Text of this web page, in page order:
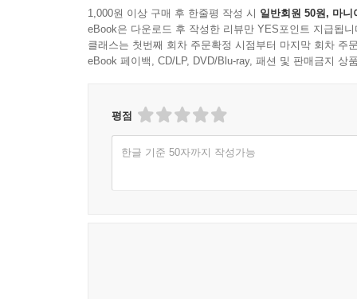
1,000원 이상 구매 후 한줄평 작성 시 일반회원 50원, 마니
eBook은 다운로드 후 작성한 리뷰만 YES포인트 지급됩니
클래스는 첫번째 회차 주문확정 시점부터 마지막 회차 주
eBook 페이백, CD/LP, DVD/Blu-ray, 패션 및 판매금지 상
평점
한글 기준 50자까지 작성가능